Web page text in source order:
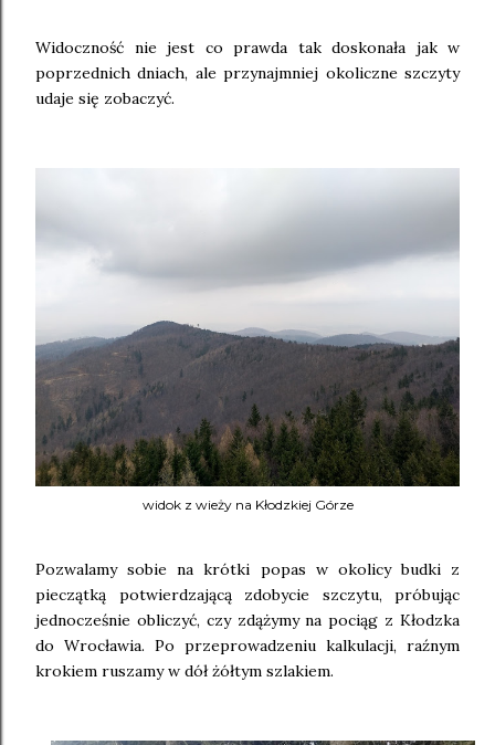
Widoczność nie jest co prawda tak doskonała jak w
poprzednich dniach, ale przynajmniej okoliczne szczyty
udaje się zobaczyć.
widok z wieży na Kłodzkiej Górze
Pozwalamy sobie na krótki popas w okolicy budki z
pieczątką potwierdzającą zdobycie szczytu, próbując
jednocześnie obliczyć, czy zdążymy na pociąg z Kłodzka
do Wrocławia. Po przeprowadzeniu kalkulacji, raźnym
krokiem ruszamy w dół żółtym szlakiem.